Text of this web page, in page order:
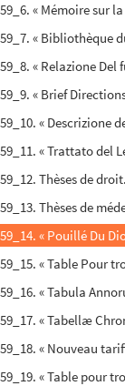
« Mémoire sur
« Bibliothèque
« Relazione
« Brief
« Descrizione
« Trattato del
Thèses de droit.
Thèses de
« Pouillé Du
« Table Pour
« Tabula
« Tabellæ
« Nouveau
« Table pour